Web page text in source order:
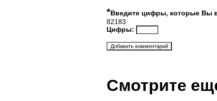
*Введите цифры, которые Вы
82183
Цифры:
Смотрите